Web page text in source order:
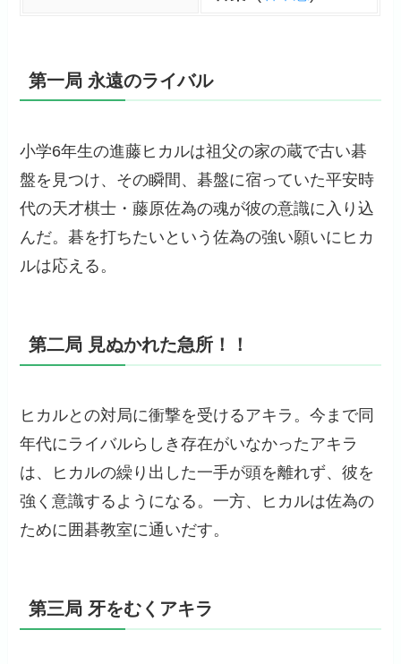
第一局 永遠のライバル
小学6年生の進藤ヒカルは祖父の家の蔵で古い碁
盤を見つけ、その瞬間、碁盤に宿っていた平安時
代の天才棋士・藤原佐為の魂が彼の意識に入り込
んだ。碁を打ちたいという佐為の強い願いにヒカ
ルは応える。
第二局 見ぬかれた急所！！
ヒカルとの対局に衝撃を受けるアキラ。今まで同
年代にライバルらしき存在がいなかったアキラ
は、ヒカルの繰り出した一手が頭を離れず、彼を
強く意識するようになる。一方、ヒカルは佐為の
ために囲碁教室に通いだす。
第三局 牙をむくアキラ